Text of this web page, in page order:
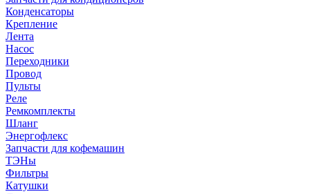
Конденсаторы
Крепление
Лента
Насос
Переходники
Провод
Пульты
Реле
Ремкомплекты
Шланг
Энергофлекс
Запчасти для кофемашин
ТЭНы
Фильтры
Катушки